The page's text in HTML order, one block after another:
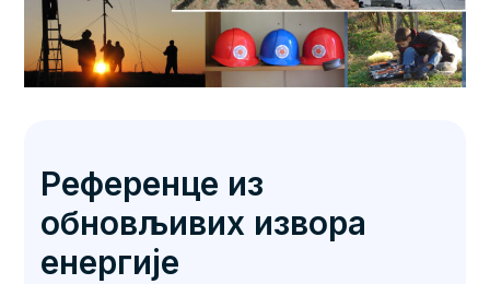
Референце из
обновљивих извора
енергије